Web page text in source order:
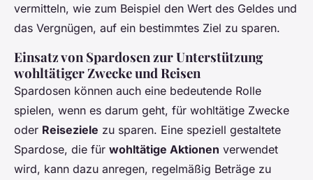
vermitteln, wie zum Beispiel den Wert des Geldes und
das Vergnügen, auf ein bestimmtes Ziel zu sparen.
Einsatz von Spardosen zur Unterstützung
wohltätiger Zwecke und Reisen
Spardosen können auch eine bedeutende Rolle
spielen, wenn es darum geht, für wohltätige Zwecke
oder Reiseziele zu sparen. Eine speziell gestaltete
Spardose, die für wohltätige Aktionen verwendet
wird, kann dazu anregen, regelmäßig Beträge zu